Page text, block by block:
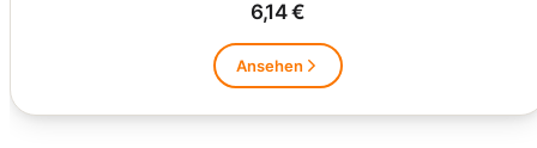
6,14 €
Ansehen